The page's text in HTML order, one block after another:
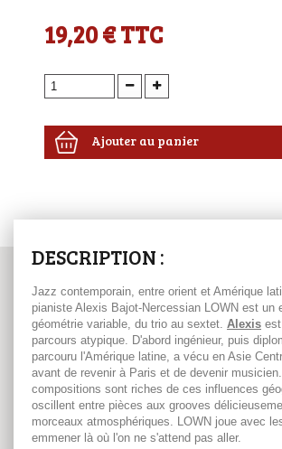
19,20 €TTC
Ajouter au panier
DESCRIPTION :
Jazz contemporain, entre orient et Amérique
pianiste Alexis Bajot-Nercessian LOWN est un
géométrie variable, du trio au sextet. Alexis
parcours atypique. D'abord ingénieur, puis
parcouru l'Amérique latine, a vécu en Asie
avant de revenir à Paris et de devenir
compositions sont riches de ces influences
oscillent entre pièces aux grooves
morceaux atmosphériques. LOWN joue avec
emmener là où l'on ne s'attend pas aller.